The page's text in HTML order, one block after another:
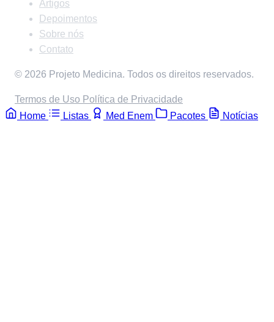
Artigos
Depoimentos
Sobre nós
Contato
© 2026 Projeto Medicina. Todos os direitos reservados.
Termos de Uso Política de Privacidade
Home
Listas Med Enem Pacotes Notícias